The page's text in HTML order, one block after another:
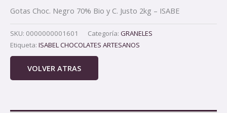
Gotas Choc. Negro 70% Bio y C. Justo 2kg – ISABE
SKU: 0000000001601 Categoría: GRANELES
Etiqueta: ISABEL CHOCOLATES ARTESANOS
VOLVER ATRAS